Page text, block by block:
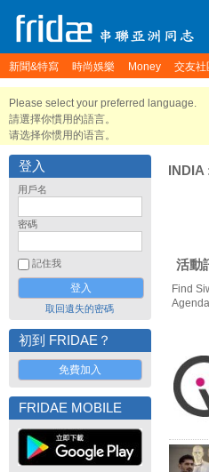
新聞&特寫 時尚娛樂 Money 交友社
Please select your preferred language.
請選擇你慣用的語言。
请选择你惯用的语言。
登入
用戶名
密碼
記住我
取回遺失的密碼
初到 FRIDAE？
免費加入
FRIDAE MOBILE
INDIA
活動
Find